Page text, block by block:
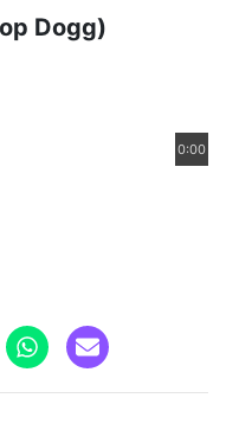
Dogg)
0:00